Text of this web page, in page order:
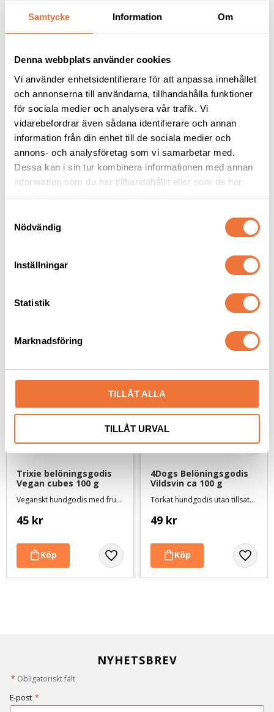
Samtycke Information Om
Denna webbplats använder cookies
Vi använder enhetsidentifierare för att anpassa innehållet
och annonserna till användarna, tillhandahålla funktioner
för sociala medier och analysera vår trafik. Vi
vidarebefordrar även sådana identifierare och annan
information från din enhet till de sociala medier och
annons- och analysföretag som vi samarbetar med.
Dessa kan i sin tur kombinera informationen med annan
information som du har tillhandahållit eller som de har
samlat in när du har använt deras tjänster.
Nödvändig
Inställningar
Statistik
Marknadsföring
TILLÅT ALLA
TILLÅT URVAL
Fingertuta M Blå
13kr
Show Tech+ Dubbel
Trixie belöningsgodis
Vegan cubes 100 g
Veganskt hundgodis med frukt och vegetabilier
45 kr
4Dogs Belöningsgodis
Vildsvin ca 100 g
Torkat hundgodis utan tillsatser, ursprung EU
49 kr
NYHETSBREV
* Obligatoriskt fält
E-post *